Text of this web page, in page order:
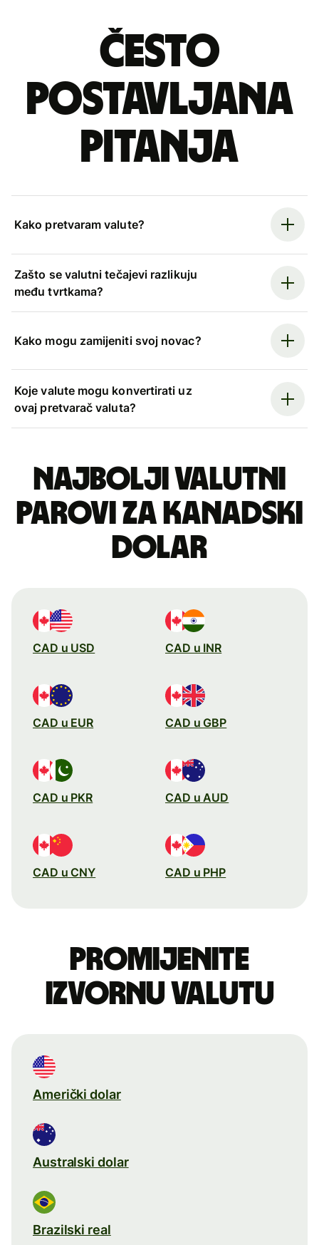
Često
postavljana
pitanja
Kako pretvaram valute?
Zašto se valutni tečajevi razlikuju
među tvrtkama?
Kako mogu zamijeniti svoj novac?
Koje valute mogu konvertirati uz
ovaj pretvarač valuta?
Najbolji valutni
parovi za kanadski
dolar
CAD u USD CAD u INR
CAD u EUR CAD u GBP
CAD u PKR CAD u AUD
CAD u CNY CAD u PHP
Promijenite
izvornu valutu
Američki dolar
Australski dolar
Brazilski real